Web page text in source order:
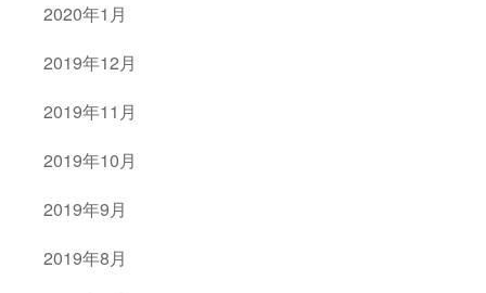
2020年1月
2019年12月
2019年11月
2019年10月
2019年9月
2019年8月